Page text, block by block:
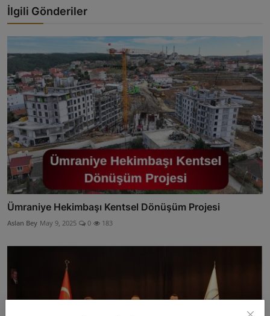
İlgili Gönderiler
Ümraniye Hekimbaşı Kentsel Dönüşüm Projesi
Aslan Bey May 9, 2025 0 183